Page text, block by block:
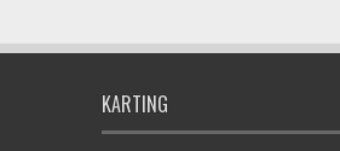
KARTING